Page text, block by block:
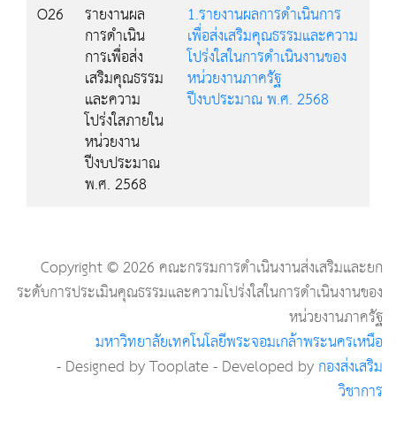
O26
รายงานผล
การดำเนิน
การเพื่อส่ง
เสริมคุณธรรม
และความ
โปร่งใสภายใน
หน่วยงาน
ปีงบประมาณ
พ.ศ. 2568
1.รายงานผลการดำเนินการ
เพื่อส่งเสริมคุณธรรมและความ
โปร่งใสในการดำเนินงานของ
หน่วยงานภาครัฐ
ปีงบประมาณ พ.ศ. 2568
Copyright ©2026คณะกรรมการดำเนินงานส่งเสริมและยก
ระดับการประเมินคุณธรรมและความโปร่งใสในการดำเนินงานของ
หน่วยงานภาครัฐ
มหาวิทยาลัยเทคโนโลยีพระจอมเกล้าพระนครเหนือ
- Designed by Tooplate - Developed byกองส่งเสริม
วิชาการ